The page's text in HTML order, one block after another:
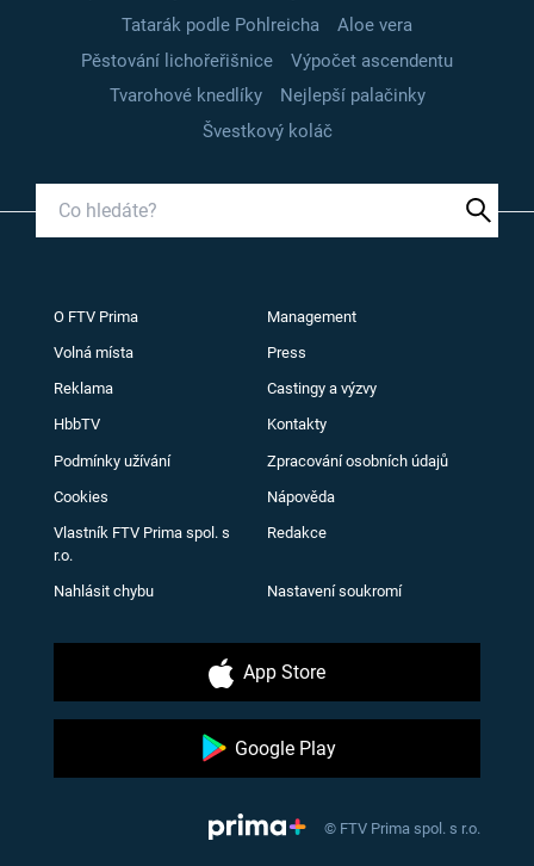
Tatarák podle Pohlreicha
Aloe vera
Pěstování lichořeřišnice
Výpočet ascendentu
Tvarohové knedlíky
Nejlepší palačinky
Švestkový koláč
O FTV Prima Management
Volná místa Press
Reklama Castingy a výzvy
HbbTV Kontakty
Podmínky užívání Zpracování osobních údajů
Cookies Nápověda
Vlastník FTV Prima spol. s
r.o.
Redakce
Nahlásit chybu Nastavení soukromí
App Store
Google Play
© FTV Prima spol. s r.o.